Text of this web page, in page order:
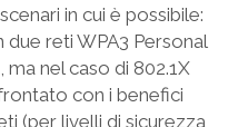
in cui è possibile:
due reti WPA3 Personal
nel caso di 802.1X
con i benefici
(per livelli di sicurezza